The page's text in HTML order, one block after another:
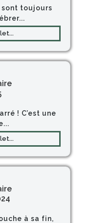
sont toujours
! C’est une
à sa fin,